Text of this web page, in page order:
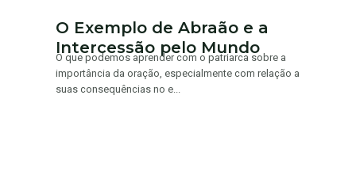
O Exemplo de Abraão e a
Intercessão pelo Mundo
O que podemos aprender com o patriarca sobre a
importância da oração, especialmente com relação a
suas consequências no e...